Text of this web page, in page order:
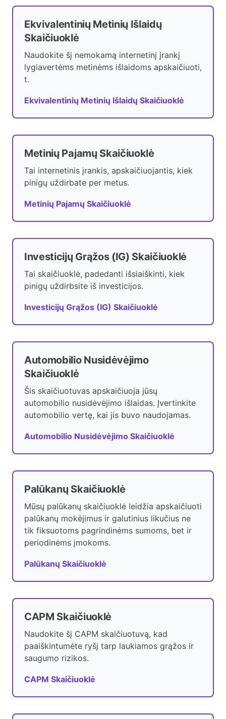
Ekvivalentinių Metinių Išlaidų
Skaičiuoklė
Naudokite šį nemokamą internetinį įrankį
lygiavertėms metinėms išlaidoms apskaičiuoti,
t.
Ekvivalentinių Metinių Išlaidų Skaičiuoklė
Metinių Pajamų Skaičiuoklė
Tai internetinis įrankis, apskaičiuojantis, kiek
pinigų uždirbate per metus.
Metinių Pajamų Skaičiuoklė
Investicijų Grąžos (IG) Skaičiuoklė
Tai skaičiuoklė, padedanti išsiaiškinti, kiek
pinigų uždirbsite iš investicijos.
Investicijų Grąžos (IG) Skaičiuoklė
Automobilio Nusidėvėjimo
Skaičiuoklė
Šis skaičiuotuvas apskaičiuoja jūsų
automobilio nusidėvėjimo išlaidas. Įvertinkite
automobilio vertę, kai jis buvo naudojamas.
Automobilio Nusidėvėjimo Skaičiuoklė
Palūkanų Skaičiuoklė
Mūsų palūkanų skaičiuoklė leidžia apskaičiuoti
palūkanų mokėjimus ir galutinius likučius ne
tik fiksuotoms pagrindinėms sumoms, bet ir
periodinėms įmokoms.
Palūkanų Skaičiuoklė
CAPM Skaičiuoklė
Naudokite šį CAPM skaičiuotuvą, kad
paaiškintumėte ryšį tarp laukiamos grąžos ir
saugumo rizikos.
CAPM Skaičiuoklė